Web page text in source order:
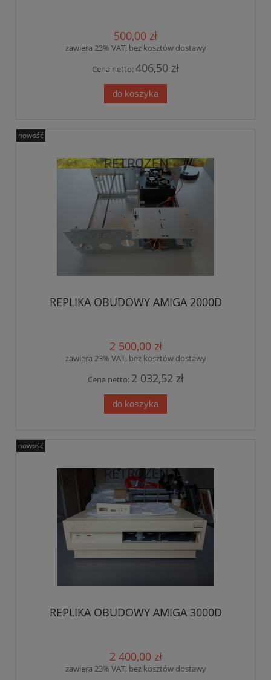
500,00 zł
zawiera 23% VAT, bez kosztów dostawy
Cena netto:406,50 zł
do koszyka
REPLIKA OBUDOWY AMIGA 2000D
2 500,00 zł
zawiera 23% VAT, bez kosztów dostawy
Cena netto: 2 032,52 zł
do koszyka
nowość
REPLIKA OBUDOWY AMIGA 3000D
2 400,00 zł
zawiera 23% VAT, bez kosztów dostawy
nowość